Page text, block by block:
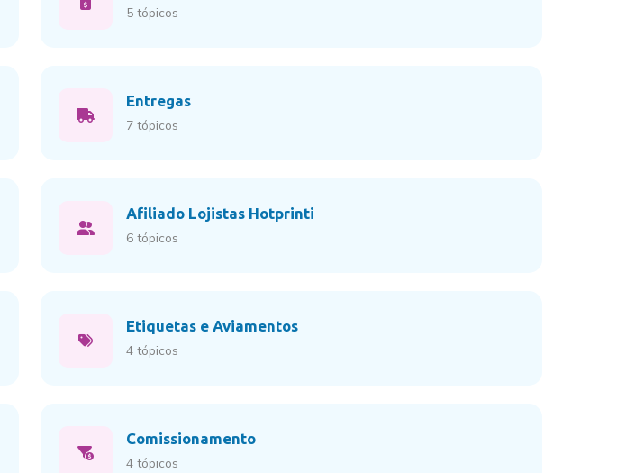
5 tópicos
Entregas
7 tópicos
Afiliado Lojistas Hotprinti
6 tópicos
Etiquetas e Aviamentos
4 tópicos
Comissionamento
4 tópicos